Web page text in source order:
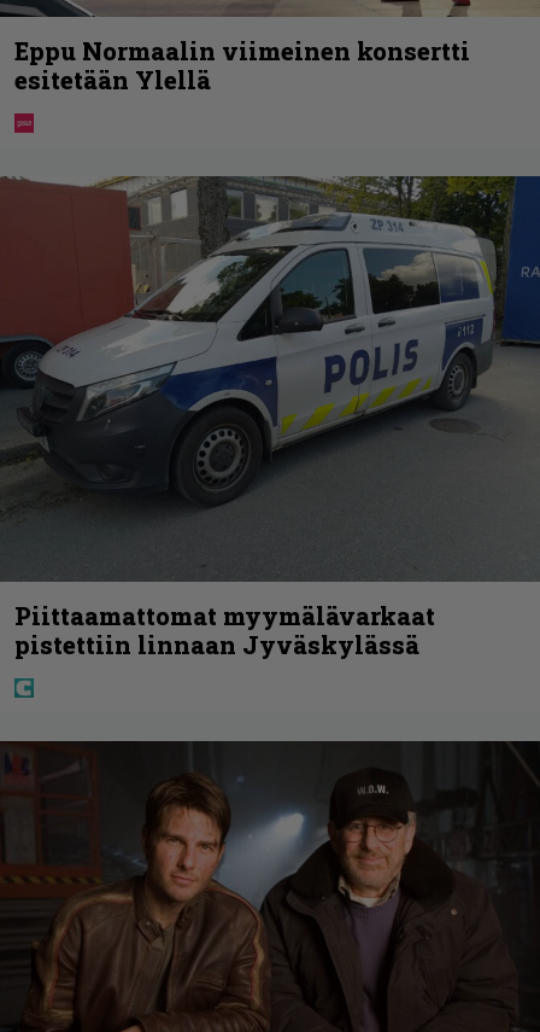
Eppu Normaalin viimeinen konsertti
esitetään Ylellä
Piittaamattomat myymälävarkaat
pistettiin linnaan Jyväskylässä